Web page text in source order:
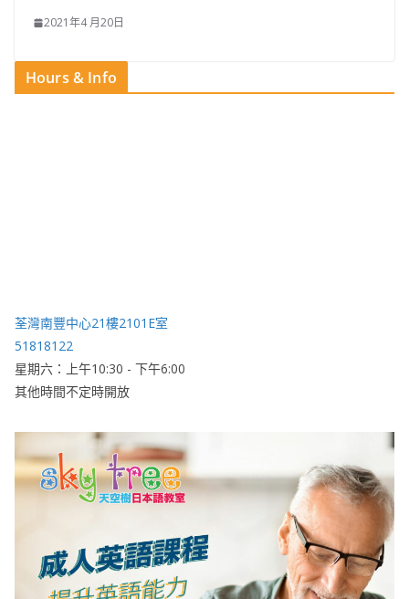
2021年4 月20日
Hours & Info
荃灣南豐中心21樓2101E室
51818122
星期六：上午10:30 - 下午6:00
其他時間不定時開放